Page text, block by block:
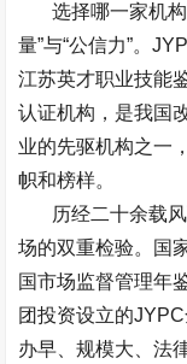
选择哪一家机
量”与“公信力”。
江苏英才职业技能
认证机构，是我国
业的先驱机构之一
帜和榜样。
历经二十余载
场的双重检验。国
国市场监督管理年
团投资设立的JYPC
办早、规模大、法